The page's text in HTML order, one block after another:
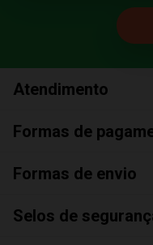
Atendimento
Formas de
Formas de envio
Selos de